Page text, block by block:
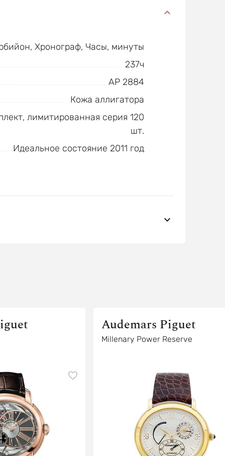
Хронограф, Часы, минуты
237ч
AP 2884
Кожа аллигатора
лимитированная серия 120
шт.
Идеальное состояние 2011 год
Audemars Piguet
Millenary Power Reserve